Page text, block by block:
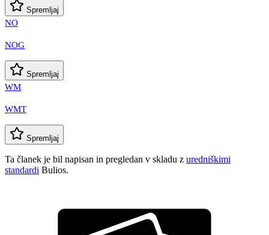
Spremljaj
NO
NOG
Spremljaj
WM
WMT
Spremljaj
Ta članek je bil napisan in pregledan v skladu z uredniškimi
standardi Bulios.